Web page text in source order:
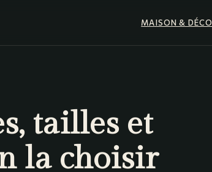
MAISON & DÉCO
tailles et
la choisir